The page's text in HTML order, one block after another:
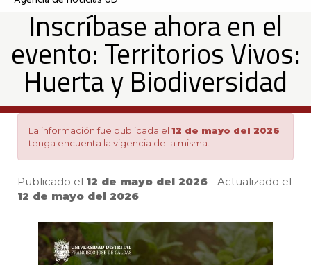
evento:
Territorios
Vivos:
Huerta
y
Biodiversidad
Inscríbase ahora en el
evento: Territorios Vivos:
Huerta y Biodiversidad
La información fue publicada el 12 de mayo del 2026
tenga encuenta la vigencia de la misma.
Publicado el 12 de mayo del 2026 - Actualizado el
12 de mayo del 2026